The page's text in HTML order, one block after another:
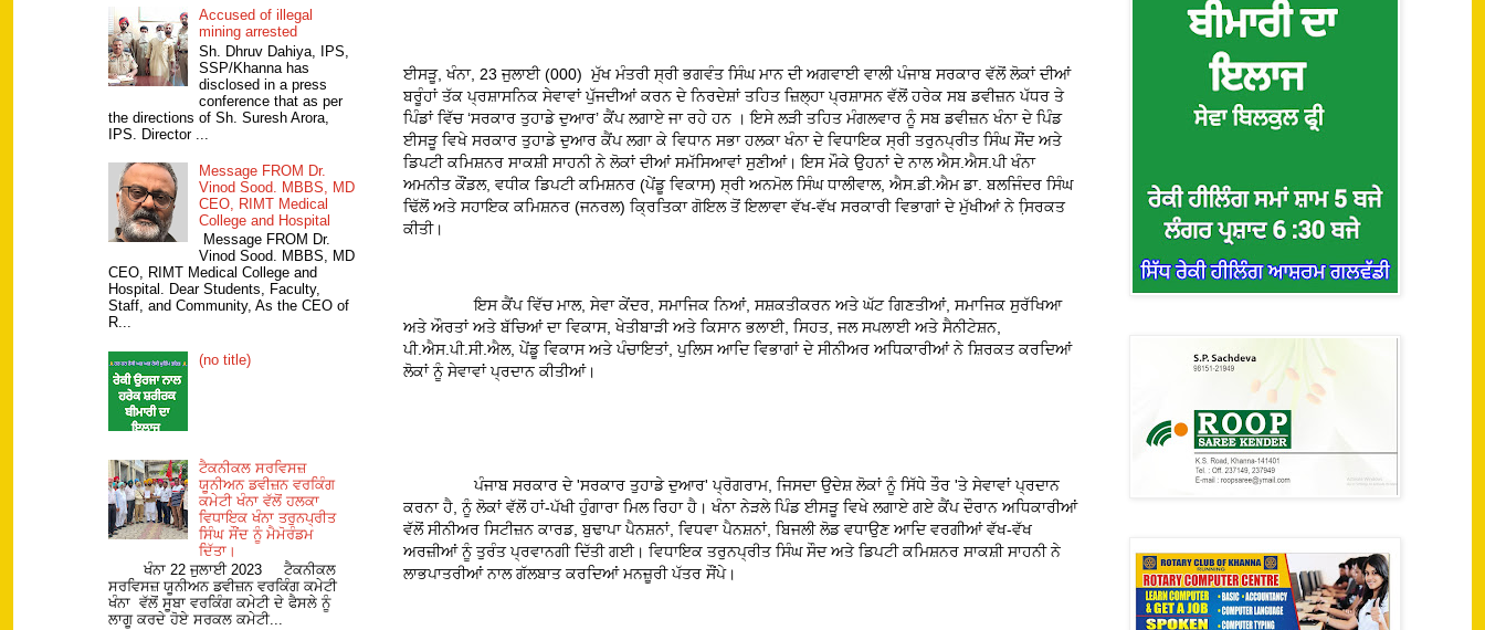
ਈਸੜੂ, ਖੰਨਾ, 23 ਜੁਲਾਈ (000) ਮੁੱਖ ਮੰਤਰੀ ਸ੍ਰੀ ਭਗਵੰਤ ਸਿੰਘ ਮਾਨ ਦੀ ਅਗਵਾਈ ਵਾਲੀ ਪੰਜਾਬ ਸਰਕਾਰ ਵੱਲੋਂ ਲੋਕਾਂ ਦੀਆਂ
ਬਰੂੰਹਾਂ ਤੱਕ ਪ੍ਰਸ਼ਾਸਨਿਕ ਸੇਵਾਵਾਂ ਪੁੱਜਦੀਆਂ ਕਰਨ ਦੇ ਨਿਰਦੇਸ਼ਾਂ ਤਹਿਤ ਜ਼ਿਲ੍ਹਾ ਪ੍ਰਸ਼ਾਸਨ ਵੱਲੋਂ ਹਰੇਕ ਸਬ ਡਵੀਜ਼ਨ ਪੱਧਰ ਤੇ
ਪਿੰਡਾਂ ਵਿੱਚ ‘ਸਰਕਾਰ ਤੁਹਾਡੇ ਦੁਆਰ’ ਕੈਂਪ ਲਗਾਏ ਜਾ ਰਹੇ ਹਨ । ਇਸੇ ਲੜੀ ਤਹਿਤ ਮੰਗਲਵਾਰ ਨੂੰ ਸਬ ਡਵੀਜ਼ਨ ਖੰਨਾ ਦੇ ਪਿੰਡ
ਈਸੜੂ ਵਿਖੇ ਸਰਕਾਰ ਤੁਹਾਡੇ ਦੁਆਰ ਕੈਂਪ ਲਗਾ ਕੇ ਵਿਧਾਨ ਸਭਾ ਹਲਕਾ ਖੰਨਾ ਦੇ ਵਿਧਾਇਕ ਸ੍ਰੀ ਤਰੁਨਪ੍ਰੀਤ ਸਿੰਘ ਸੌਂਦ ਅਤੇ
ਡਿਪਟੀ ਕਮਿਸ਼ਨਰ ਸਾਕਸ਼ੀ ਸਾਹਨੀ ਨੇ ਲੋਕਾਂ ਦੀਆਂ ਸਮੱਸਿਆਵਾਂ ਸੁਣੀਆਂ। ਇਸ ਮੌਕੇ ਉਹਨਾਂ ਦੇ ਨਾਲ ਐਸ.ਐਸ.ਪੀ ਖੰਨਾ
ਅਮਨੀਤ ਕੌਂਡਲ, ਵਧੀਕ ਡਿਪਟੀ ਕਮਿਸ਼ਨਰ (ਪੇਂਡੂ ਵਿਕਾਸ) ਸ੍ਰੀ ਅਨਮੋਲ ਸਿੰਘ ਧਾਲੀਵਾਲ, ਐਸ.ਡੀ.ਐਮ ਡਾ. ਬਲਜਿੰਦਰ ਸਿੰਘ
ਢਿੱਲੋਂ ਅਤੇ ਸਹਾਇਕ ਕਮਿਸ਼ਨਰ (ਜਨਰਲ) ਕ੍ਰਿਤਿਕਾ ਗੋਇਲ ਤੋਂ ਇਲਾਵਾ ਵੱਖ-ਵੱਖ ਸਰਕਾਰੀ ਵਿਭਾਗਾਂ ਦੇ ਮੁੱਖੀਆਂ ਨੇ ਸਿ਼ਰਕਤ
ਕੀਤੀ।
ਇਸ ਕੈਂਪ ਵਿੱਚ ਮਾਲ, ਸੇਵਾ ਕੇਂਦਰ, ਸਮਾਜਿਕ ਨਿਆਂ, ਸਸ਼ਕਤੀਕਰਨ ਅਤੇ ਘੱਟ ਗਿਣਤੀਆਂ, ਸਮਾਜਿਕ ਸੁਰੱਖਿਆ
ਅਤੇ ਔਰਤਾਂ ਅਤੇ ਬੱਚਿਆਂ ਦਾ ਵਿਕਾਸ, ਖੇਤੀਬਾੜੀ ਅਤੇ ਕਿਸਾਨ ਭਲਾਈ, ਸਿਹਤ, ਜਲ ਸਪਲਾਈ ਅਤੇ ਸੈਨੀਟੇਸ਼ਨ,
ਪੀ.ਐਸ.ਪੀ.ਸੀ.ਐਲ, ਪੇਂਡੂ ਵਿਕਾਸ ਅਤੇ ਪੰਚਾਇਤਾਂ, ਪੁਲਿਸ ਆਦਿ ਵਿਭਾਗਾਂ ਦੇ ਸੀਨੀਅਰ ਅਧਿਕਾਰੀਆਂ ਨੇ ਸ਼ਿਰਕਤ ਕਰਦਿਆਂ
ਲੋਕਾਂ ਨੂੰ ਸੇਵਾਵਾਂ ਪ੍ਰਦਾਨ ਕੀਤੀਆਂ।
ਪੰਜਾਬ ਸਰਕਾਰ ਦੇ 'ਸਰਕਾਰ ਤੁਹਾਡੇ ਦੁਆਰ' ਪ੍ਰੋਗਰਾਮ, ਜਿਸਦਾ ਉਦੇਸ਼ ਲੋਕਾਂ ਨੂੰ ਸਿੱਧੇ ਤੌਰ 'ਤੇ ਸੇਵਾਵਾਂ ਪ੍ਰਦਾਨ
ਕਰਨਾ ਹੈ, ਨੂੰ ਲੋਕਾਂ ਵੱਲੋਂ ਹਾਂ-ਪੱਖੀ ਹੁੰਗਾਰਾ ਮਿਲ ਰਿਹਾ ਹੈ। ਖੰਨਾ ਨੇੜਲੇ ਪਿੰਡ ਈਸੜੂ ਵਿਖੇ ਲਗਾਏ ਗਏ ਕੈਂਪ ਦੌਰਾਨ ਅਧਿਕਾਰੀਆਂ
ਵੱਲੋਂ ਸੀਨੀਅਰ ਸਿਟੀਜ਼ਨ ਕਾਰਡ, ਬੁਢਾਪਾ ਪੈਨਸ਼ਨਾਂ, ਵਿਧਵਾ ਪੈਨਸ਼ਨਾਂ, ਬਿਜਲੀ ਲੋਡ ਵਧਾਉਣ ਆਦਿ ਵਰਗੀਆਂ ਵੱਖ-ਵੱਖ
ਅਰਜ਼ੀਆਂ ਨੂੰ ਤੁਰੰਤ ਪ੍ਰਵਾਨਗੀ ਦਿੱਤੀ ਗਈ। ਵਿਧਾਇਕ ਤਰੁਨਪ੍ਰੀਤ ਸਿੰਘ ਸੌਦ ਅਤੇ ਡਿਪਟੀ ਕਮਿਸ਼ਨਰ ਸਾਕਸ਼ੀ ਸਾਹਨੀ ਨੇ
ਲਾਭਪਾਤਰੀਆਂ ਨਾਲ ਗੱਲਬਾਤ ਕਰਦਿਆਂ ਮਨਜ਼ੂਰੀ ਪੱਤਰ ਸੌਂਪੇ।
Accused of illegal
mining arrested
Sh. Dhruv Dahiya, IPS,
SSP/Khanna has
disclosed in a press
conference that as per
the directions of Sh. Suresh Arora,
IPS. Director ...
Message FROM Dr.
Vinod Sood. MBBS, MD
CEO, RIMT Medical
College and Hospital
Message FROM Dr.
Vinod Sood. MBBS, MD
CEO, RIMT Medical College and
Hospital. Dear Students, Faculty,
Staff, and Community, As the CEO of
R...
(no title)
ਟੈਕਨੀਕਲ ਸਰਵਿਸਜ਼
ਯੂਨੀਅਨ ਡਵੀਜ਼ਨ ਵਰਕਿੰਗ
ਕਮੇਟੀ ਖੰਨਾ ਵੱਲੋਂ ਹਲਕਾ
ਵਿਧਾਇਕ ਖੰਨਾ ਤਰੁਨਪ੍ਰੀਤ
ਸਿੰਘ ਸੌਂਦ ਨੂੰ ਮੈਮੋਰੰਡਮ
ਦਿੱਤਾ।
ਖੰਨਾ 22 ਜੁਲਾਈ 2023 ਟੈਕਨੀਕਲ
ਸਰਵਿਸਜ਼ ਯੂਨੀਅਨ ਡਵੀਜ਼ਨ ਵਰਕਿੰਗ ਕਮੇਟੀ
ਖੰਨਾ ਵੱਲੋਂ ਸੂਬਾ ਵਰਕਿੰਗ ਕਮੇਟੀ ਦੇ ਫੈਸਲੇ ਨੂੰ
ਲਾਗੂ ਕਰਦੇ ਹੋਏ ਸਰਕਲ ਕਮੇਟੀ...